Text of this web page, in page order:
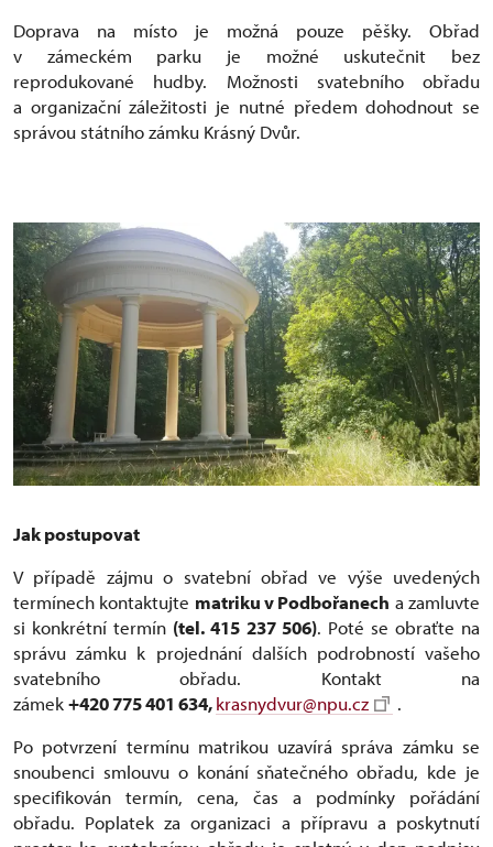
Doprava na místo je možná pouze pěšky. Obřad
v zámeckém parku je možné uskutečnit bez
reprodukované hudby. Možnosti svatebního obřadu
a organizační záležitosti je nutné předem dohodnout se
správou státního zámku Krásný Dvůr.
Jak postupovat
V případě zájmu o svatební obřad ve výše uvedených
termínech kontaktujte matriku v Podbořanech a zamluvte
si konkrétní termín (tel. 415 237 506). Poté se obraťte na
správu zámku k projednání dalších podrobností vašeho
svatebního obřadu. Kontakt na
zámek+420 775 401 634,krasnydvur@npu.cz
.
Po potvrzení termínu matrikou uzavírá správa zámku se
snoubenci smlouvu o konání sňatečného obřadu, kde je
specifikován termín, cena, čas a podmínky pořádání
obřadu. Poplatek za organizaci a přípravu a poskytnutí